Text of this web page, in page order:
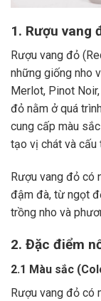
1. Rượu vang
Rượu vang đỏ
những giống nho
Merlot, Pinot
đỏ nằm ở quá
cung cấp màu
tạo vị chát và cấu
Rượu vang đỏ có
đậm đà, từ ngọt
trồng nho và
2. Đặc điểm
2.1 Màu sắc
Rượu vang đỏ có